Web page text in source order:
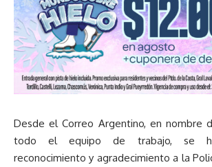
Desde el Correo Argentino, en nombre
todo el equipo de trabajo, se
reconocimiento y agradecimiento a la